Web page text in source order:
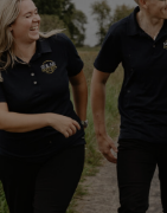
15kW
Growatt